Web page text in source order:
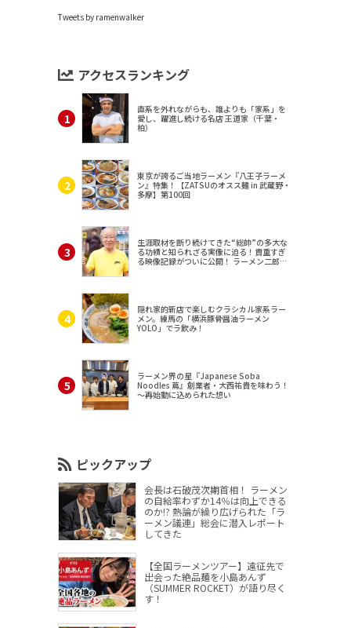
Tweets by ramenwalker
アクセスランキング
直系を外れながらも、誰よりも「家系」を
愛し、躍進し続ける名店 王道家（千葉・
柏）
東京が誇るご当地ラーメン『八王子ラーメ
ン』特集！【ZATSUのオスス麺 in 武蔵野・
多摩】第100回
生涯取材を断り続けてきた“総帥”の多大な
る功績と知られざる実像に迫る！貴重すぎ
る映像記録がついに公開！ ラーメン二郎
隠れ家的新店で楽しむクラシカル家系ラー
メン。練馬の「横浜豚骨醤油ラーメン
YOLO」でラ飲み！
ラーメン界の星『Japanese Soba
Noodles 蔦』創業者・大西祐貴を味わう！
～再始動に込められた想い
ピックアップ
会長は石破茂次期首相！ ラーメン
の自給率わずか14％は向上できる
のか!? 熱論が繰り広げられた「ラ
ーメン議連」総会に潜入レポート
してきた
【全国ラーメンツアー】遠征先で
出会った絶品麺を小島あんず
（SUMMER ROCKET）が語り尽く
す！